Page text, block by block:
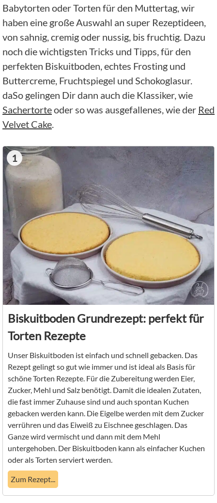
Babytorten oder Torten für den Muttertag, wir
haben eine große Auswahl an super Rezeptideen,
von sahnig, cremig oder nussig, bis fruchtig. Dazu
noch die wichtigsten Tricks und Tipps, für den
perfekten Biskuitboden, echtes Frosting und
Buttercreme, Fruchtspiegel und Schokoglasur.
daSo gelingen Dir dann auch die Klassiker, wie
Sachertorteoder so was ausgefallenes, wie der Red
Velvet Cake.
1
Biskuitboden Grundrezept: perfekt für
Torten Rezepte
Unser Biskuitboden ist einfach und schnell gebacken. Das
Rezept gelingt so gut wie immer und ist ideal als Basis für
schöne Torten Rezepte. Für die Zubereitung werden Eier,
Zucker, Mehl und Salz benötigt. Damit die idealen Zutaten,
die fast immer Zuhause sind und auch spontan Kuchen
gebacken werden kann. Die Eigelbe werden mit dem Zucker
verrühren und das Eiweiß zu Eischnee geschlagen. Das
Ganze wird vermischt und dann mit dem Mehl
untergehoben. Der Biskuitboden kann als einfacher Kuchen
oder als Torten serviert werden.
Zum Rezept...